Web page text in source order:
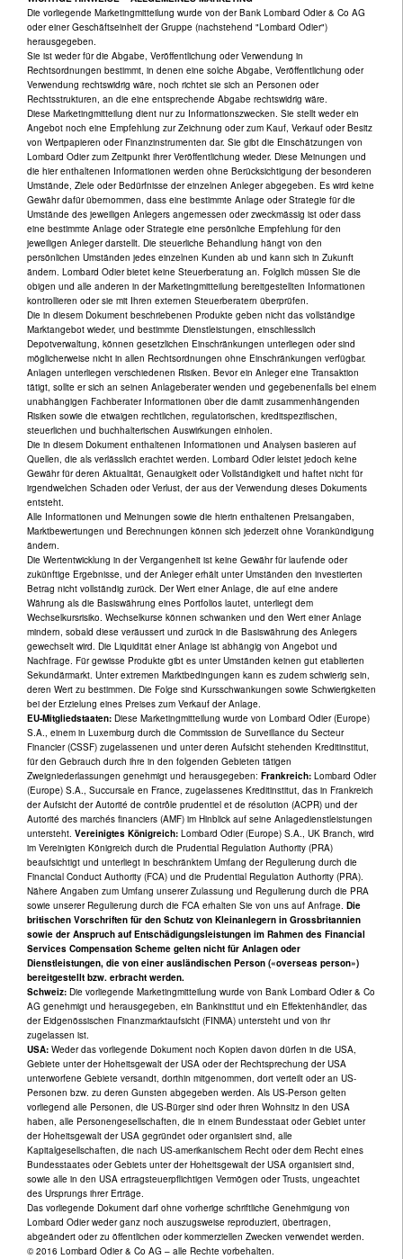
Die vorliegende Marketingmitteilung wurde von der Bank Lombard Odier & Co AG
oder einer Geschäftseinheit der Gruppe (nachstehend "Lombard Odier")
herausgegeben.
Sie ist weder für die Abgabe, Veröffentlichung oder Verwendung in
Rechtsordnungen bestimmt, in denen eine solche Abgabe, Veröffentlichung oder
Verwendung rechtswidrig wäre, noch richtet sie sich an Personen oder
Rechtsstrukturen, an die eine entsprechende Abgabe rechtswidrig wäre.
Diese Marketingmitteilung dient nur zu Informationszwecken. Sie stellt weder ein
Angebot noch eine Empfehlung zur Zeichnung oder zum Kauf, Verkauf oder Besitz
von Wertpapieren oder Finanzinstrumenten dar. Sie gibt die Einschätzungen von
Lombard Odier zum Zeitpunkt ihrer Veröffentlichung wieder. Diese Meinungen und
die hier enthaltenen Informationen werden ohne Berücksichtigung der besonderen
Umstände, Ziele oder Bedürfnisse der einzelnen Anleger abgegeben. Es wird keine
Gewähr dafür übernommen, dass eine bestimmte Anlage oder Strategie für die
Umstände des jeweiligen Anlegers angemessen oder zweckmässig ist oder dass
eine bestimmte Anlage oder Strategie eine persönliche Empfehlung für den
jeweiligen Anleger darstellt. Die steuerliche Behandlung hängt von den
persönlichen Umständen jedes einzelnen Kunden ab und kann sich in Zukunft
ändern. Lombard Odier bietet keine Steuerberatung an. Folglich müssen Sie die
obigen und alle anderen in der Marketingmitteilung bereitgestellten Informationen
kontrollieren oder sie mit Ihren externen Steuerberatern überprüfen.
Die in diesem Dokument beschriebenen Produkte geben nicht das vollständige
Marktangebot wieder, und bestimmte Dienstleistungen, einschliesslich
Depotverwaltung, können gesetzlichen Einschränkungen unterliegen oder sind
möglicherweise nicht in allen Rechtsordnungen ohne Einschränkungen verfügbar.
Anlagen unterliegen verschiedenen Risiken. Bevor ein Anleger eine Transaktion
tätigt, sollte er sich an seinen Anlageberater wenden und gegebenenfalls bei einem
unabhängigen Fachberater Informationen über die damit zusammenhängenden
Risiken sowie die etwaigen rechtlichen, regulatorischen, kreditspezifischen,
steuerlichen und buchhalterischen Auswirkungen einholen.
Die in diesem Dokument enthaltenen Informationen und Analysen basieren auf
Quellen, die als verlässlich erachtet werden. Lombard Odier leistet jedoch keine
Gewähr für deren Aktualität, Genauigkeit oder Vollständigkeit und haftet nicht für
irgendwelchen Schaden oder Verlust, der aus der Verwendung dieses Dokuments
entsteht.
Alle Informationen und Meinungen sowie die hierin enthaltenen Preisangaben,
Marktbewertungen und Berechnungen können sich jederzeit ohne Vorankündigung
ändern.
Die Wertentwicklung in der Vergangenheit ist keine Gewähr für laufende oder
zukünftige Ergebnisse, und der Anleger erhält unter Umständen den investierten
Betrag nicht vollständig zurück. Der Wert einer Anlage, die auf eine andere
Währung als die Basiswährung eines Portfolios lautet, unterliegt dem
Wechselkursrisiko. Wechselkurse können schwanken und den Wert einer Anlage
mindern, sobald diese veräussert und zurück in die Basiswährung des Anlegers
gewechselt wird. Die Liquidität einer Anlage ist abhängig von Angebot und
Nachfrage. Für gewisse Produkte gibt es unter Umständen keinen gut etablierten
Sekundärmarkt. Unter extremen Marktbedingungen kann es zudem schwierig sein,
deren Wert zu bestimmen. Die Folge sind Kursschwankungen sowie Schwierigkeiten
bei der Erzielung eines Preises zum Verkauf der Anlage.
EU-Mitgliedstaaten: Diese Marketingmitteilung wurde von Lombard Odier (Europe)
S.A., einem in Luxemburg durch die Commission de Surveillance du Secteur
Financier (CSSF) zugelassenen und unter deren Aufsicht stehenden Kreditinstitut,
für den Gebrauch durch ihre in den folgenden Gebieten tätigen
Zweigniederlassungen genehmigt und herausgegeben: Frankreich: Lombard Odier
(Europe) S.A., Succursale en France, zugelassenes Kreditinstitut, das in Frankreich
der Aufsicht der Autorité de contrôle prudentiel et de résolution (ACPR) und der
Autorité des marchés financiers (AMF) im Hinblick auf seine Anlagedienstleistungen
untersteht. Vereinigtes Königreich: Lombard Odier (Europe) S.A., UK Branch, wird
im Vereinigten Königreich durch die Prudential Regulation Authority (PRA)
beaufsichtigt und unterliegt in beschränktem Umfang der Regulierung durch die
Financial Conduct Authority (FCA) und die Prudential Regulation Authority (PRA).
Nähere Angaben zum Umfang unserer Zulassung und Regulierung durch die PRA
sowie unserer Regulierung durch die FCA erhalten Sie von uns auf Anfrage. Die
britischen Vorschriften für den Schutz von Kleinanlegern in Grossbritannien
sowie der Anspruch auf Entschädigungsleistungen im Rahmen des Financial
Services Compensation Scheme gelten nicht für Anlagen oder
Dienstleistungen, die von einer ausländischen Person («overseas person»)
bereitgestellt bzw. erbracht werden.
Schweiz: Die vorliegende Marketingmitteilung wurde von Bank Lombard Odier & Co
AG genehmigt und herausgegeben, ein Bankinstitut und ein Effektenhändler, das
der Eidgenössischen Finanzmarktaufsicht (FINMA) untersteht und von ihr
zugelassen ist.
USA: Weder das vorliegende Dokument noch Kopien davon dürfen in die USA,
Gebiete unter der Hoheitsgewalt der USA oder der Rechtsprechung der USA
unterworfene Gebiete versandt, dorthin mitgenommen, dort verteilt oder an US-
Personen bzw. zu deren Gunsten abgegeben werden. Als US-Person gelten
vorliegend alle Personen, die US-Bürger sind oder ihren Wohnsitz in den USA
haben, alle Personengesellschaften, die in einem Bundesstaat oder Gebiet unter
der Hoheitsgewalt der USA gegründet oder organisiert sind, alle
Kapitalgesellschaften, die nach US-amerikanischem Recht oder dem Recht eines
Bundesstaates oder Gebiets unter der Hoheitsgewalt der USA organisiert sind,
sowie alle in den USA ertragsteuerpflichtigen Vermögen oder Trusts, ungeachtet
des Ursprungs ihrer Erträge.
Das vorliegende Dokument darf ohne vorherige schriftliche Genehmigung von
Lombard Odier weder ganz noch auszugsweise reproduziert, übertragen,
abgeändert oder zu öffentlichen oder kommerziellen Zwecken verwendet werden.
© 2016 Lombard Odier & Co AG – alle Rechte vorbehalten.